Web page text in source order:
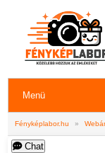
Menü
Fényképlabor.hu »
Chat